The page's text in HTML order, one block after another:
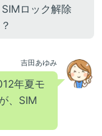
ロック解除
吉田あゆみ
年夏モ
、SIM